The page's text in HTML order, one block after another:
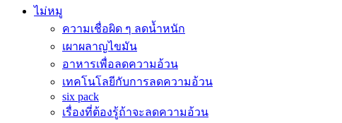
ไม่หมู
ความเชื่อผิด ๆ ลดน้ำหนัก
เผาผลาญไขมัน
อาหารเพื่อลดความอ้วน
เทคโนโลยีกับการลดความอ้วน
six pack
เรื่องที่ต้องรู้ถ้าจะลดความอ้วน